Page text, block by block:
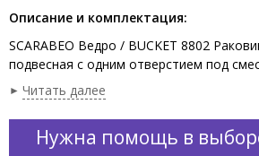
Описание и комплектация:
SCARABEO Ведро / BUCKET 8802
подвесная с одним отверстием под
с хромированным
30x40x22,5h см. Цвет Whirte.
Читать далее
Нужна помощь в